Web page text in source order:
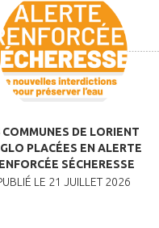
COMMUNES DE LORIENT
PLACÉES EN ALERTE
SÉCHERESSE
LE 21 JUILLET 2026